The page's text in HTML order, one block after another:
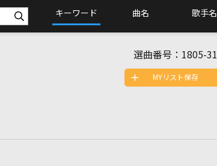
キーワード 曲名 歌手名
選曲番号： 1805-31
MYリスト保存